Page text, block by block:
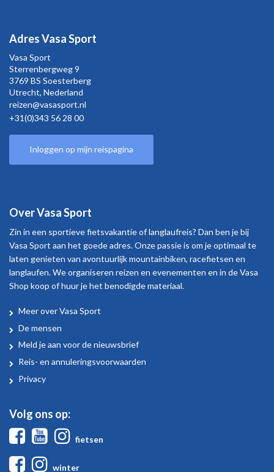
Adres Vasa Sport
Vasa Sport
Sterrenbergweg9
3769 BS Soesterberg
Utrecht, Nederland
reizen@vasasport.nl
+31(0)343 56 28 00
Inloggen op mijn reispagina
Over Vasa Sport
Zin in een sportieve fietsvakantie of langlaufreis? Dan ben je bij
Vasa Sport aan het goede adres. Onze passie is om je optimaal te
laten genieten van avontuurlijk mountainbiken, racefietsen en
langlaufen. We organiseren reizen en evenementen en in de Vasa
Shop koop of huur je het benodigde materiaal.
Over
Vasa
Sport
Meer over Vasa Sport
De mensen
Meld je aan voor de nieuwsbrief
Reis- en annuleringsvoorwaarden
Privacy
Volg ons op:
FacebookYoutube
fietsen
Facebook
winter